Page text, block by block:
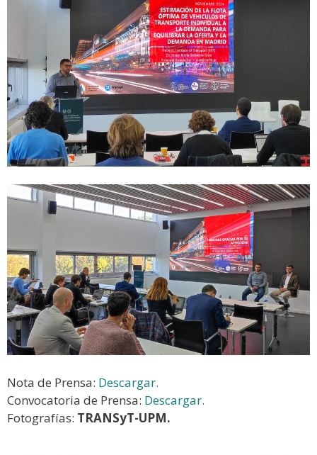
Nota de Prensa: Descargar.
Convocatoria de Prensa: Descargar.
Fotografías: TRANSyT-UPM.